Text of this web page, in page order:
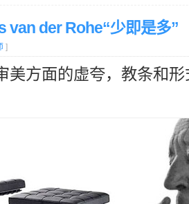
van der Rohe“少即是多”
]
美方面的虚夸，教条和